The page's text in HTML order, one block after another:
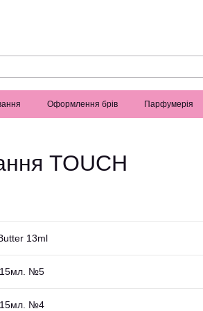
Оформлення брів Парфумерія
TOUCH
13ml
15мл. №5
15мл. №4